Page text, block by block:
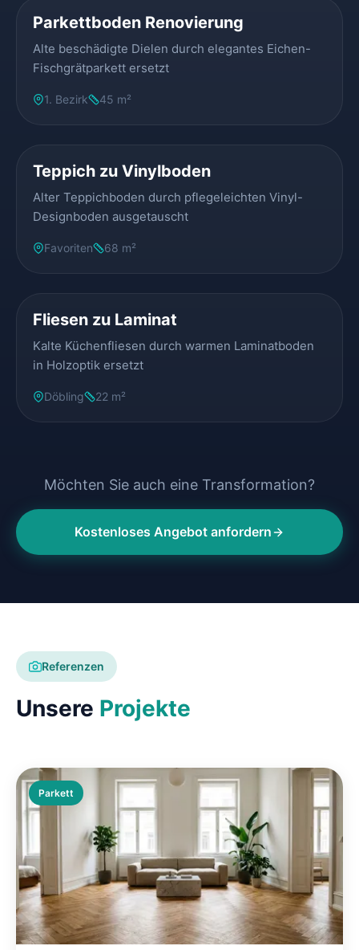
Parkettboden Renovierung
Alte beschädigte Dielen durch elegantes Eichen-
Fischgrätparkett ersetzt
1. Bezirk 45 m²
Teppich zu Vinylboden
Alter Teppichboden durch pflegeleichten Vinyl-
Designboden ausgetauscht
Favoriten 68 m²
Fliesen zu Laminat
Kalte Küchenfliesen durch warmen Laminatboden
in Holzoptik ersetzt
Döbling 22 m²
Möchten Sie auch eine Transformation?
Kostenloses Angebot anfordern
Referenzen
Unsere Projekte
Parkett